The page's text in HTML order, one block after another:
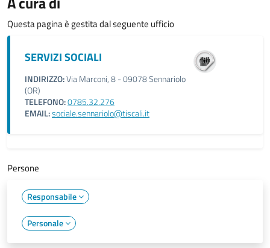
Questa pagina è gestita dal seguente ufficio
SERVIZI SOCIALI
INDIRIZZO:Via Marconi, 8 - 09078 Sennariolo
(OR)
TELEFONO:0785.32.276
EMAIL:sociale.sennariolo@tiscali.it
Persone
Responsabile
Personale